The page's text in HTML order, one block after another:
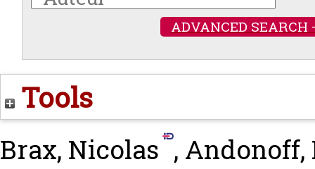
ADVANCED SEARCH
Tools
Brax, Nicolas , Andonoff,